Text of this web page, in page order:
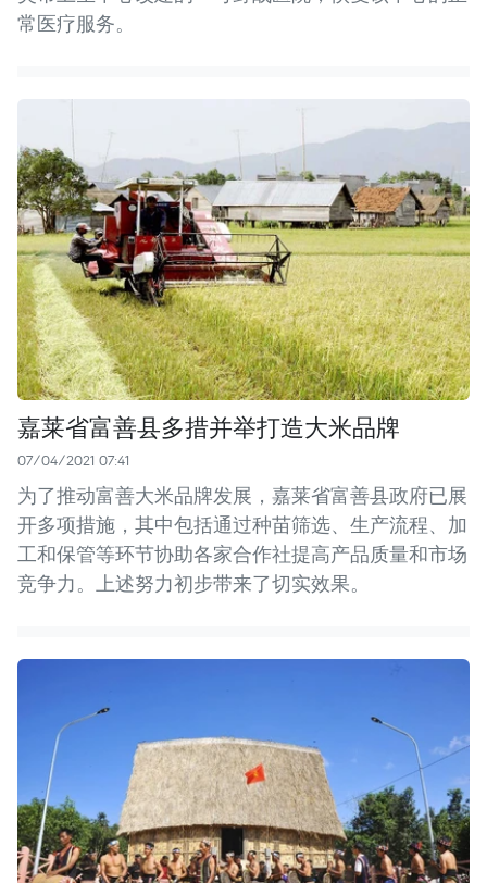
常医疗服务。
嘉莱省富善县多措并举打造大米品牌
07/04/2021 07:41
为了推动富善大米品牌发展，嘉莱省富善县政府已展
开多项措施，其中包括通过种苗筛选、生产流程、加
工和保管等环节协助各家合作社提高产品质量和市场
竞争力。上述努力初步带来了切实效果。